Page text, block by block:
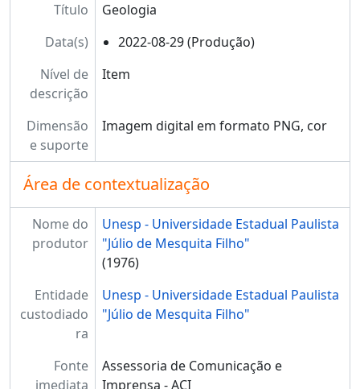
Título
Geologia
Data(s)
2022-08-29 (Produção)
Nível de
descrição
Item
Dimensão
e suporte
Imagem digital em formato PNG, cor
Área de contextualização
Nome do
produtor
Unesp - Universidade Estadual Paulista
"Júlio de Mesquita Filho"
(1976)
Entidade
custodiado
ra
Unesp - Universidade Estadual Paulista
"Júlio de Mesquita Filho"
Fonte
imediata
Assessoria de Comunicação e
Imprensa - ACI